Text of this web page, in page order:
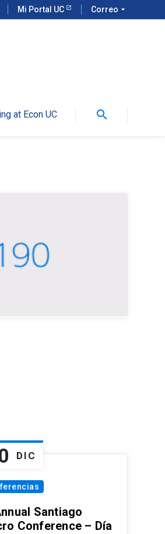
Mi Portal UC Correo arrow_drop_down
at Econ UC search
DIC
Santiago
Conference – Día